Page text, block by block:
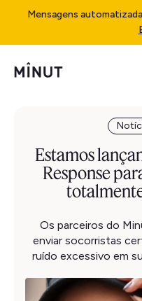
Mensagens
Estamos
Response
Os parceiros do
enviar socorristas
ruído excessivo em